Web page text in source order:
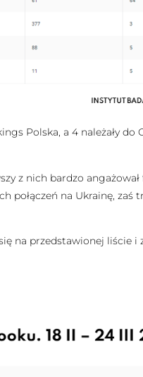
Polska, a 4 należały do
z nich bardzo
na Ukrainę, zaś
na przedstawionej liście